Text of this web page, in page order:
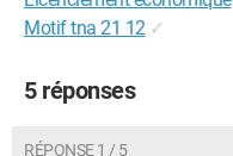
Motif tna 21 12 ✓
5 réponses
RÉPONSE 1 / 5